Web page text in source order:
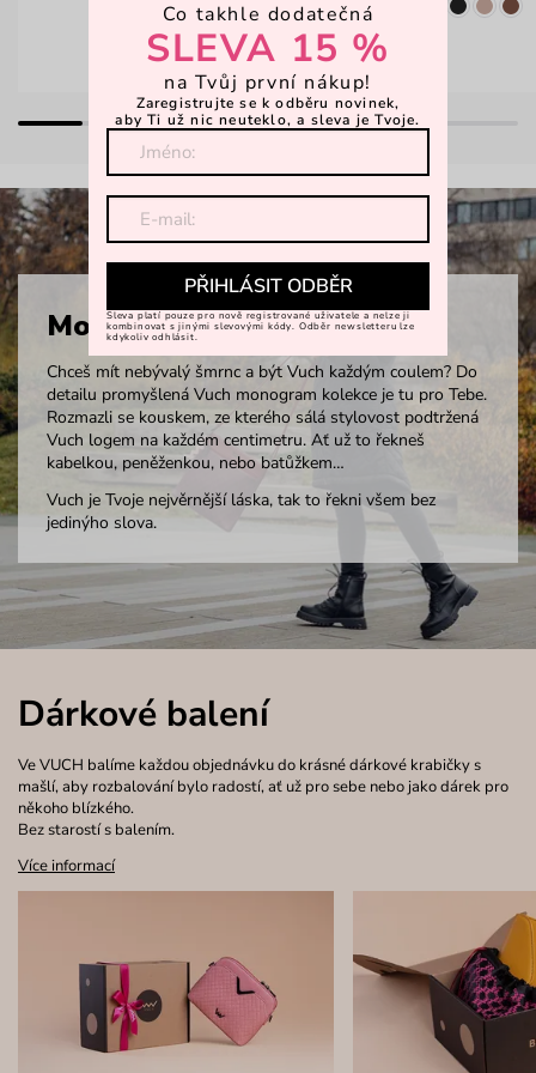
Monogram
Chceš mít nebývalý šmrnc a být Vuch každým coulem? Do
detailu promyšlená Vuch monogram kolekce je tu pro Tebe.
Rozmazli se kouskem, ze kterého sálá stylovost podtržená
Vuch logem na každém centimetru. Ať už to řekneš
kabelkou, peněženkou, nebo batůžkem…
Vuch je Tvoje nejvěrnější láska, tak to řekni všem bez
jedinýho slova.
Dárkové balení
Ve VUCH balíme každou objednávku do krásné dárkové krabičky s
mašlí, aby rozbalování bylo radostí, ať už pro sebe nebo jako dárek pro
někoho blízkého.
Bez starostí s balením.
Více informací
Co takhle dodatečná
SLEVA 15 %
na Tvůj první nákup!
Zaregistrujte se k odběru novinek,
aby Ti už nic neuteklo, a sleva je Tvoje.
PŘIHLÁSIT ODBĚR
Sleva platí pouze pro nově registrované uživatele a nelze ji
kombinovat s jinými slevovými kódy. Odběr newsletteru lze
kdykoliv odhlásit.